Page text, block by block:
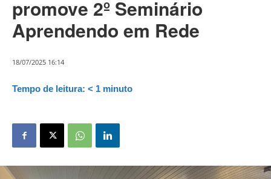
promove 2º Seminário
Aprendendo em Rede
18/07/2025 16:14
Tempo de leitura: < 1 minuto